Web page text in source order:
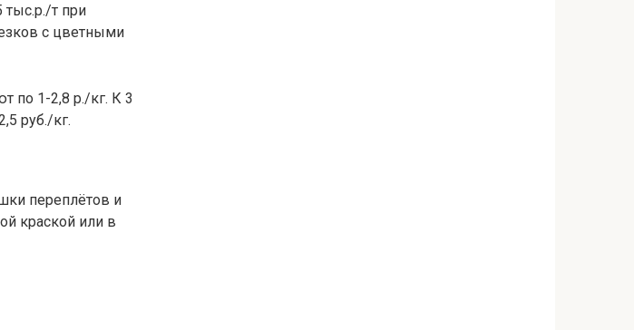
тыс.р./т при
с цветными
по 1-2,8 р./кг. К 3
руб./кг.
переплётов и
краской или в